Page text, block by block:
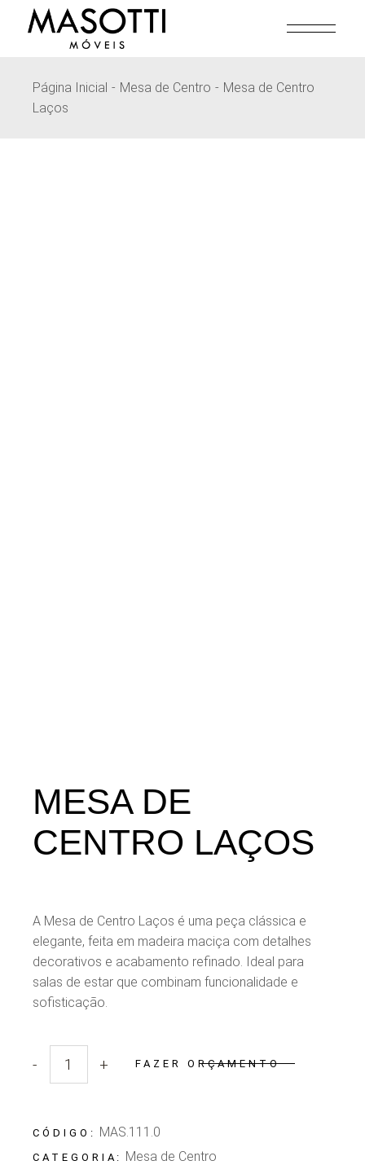
Página Inicial Mesa de Centro
Mesa de Centro
Laços
MESA DE
CENTRO LAÇOS
A Mesa de Centro Laços é uma peça clássica e
elegante, feita em madeira maciça com detalhes
decorativos e acabamento refinado. Ideal para
salas de estar que combinam funcionalidade e
sofisticação.
Quantidade Mesa de Centro Laços
- + FAZER ORÇAMENTO
CÓDIGO: MAS.111.0
CATEGORIA: Mesa de Centro